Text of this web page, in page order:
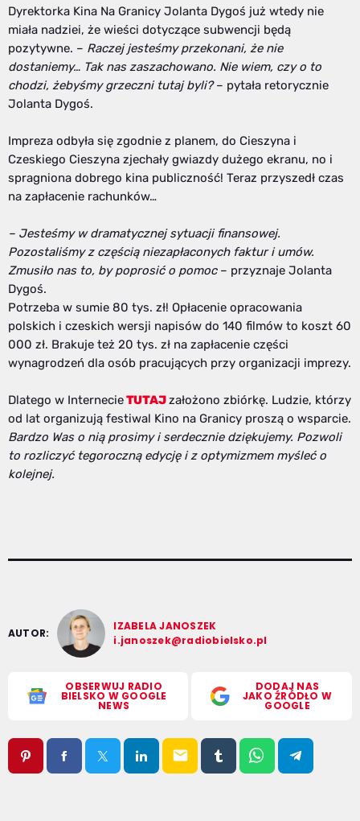
Dyrektorka Kina Na Granicy Jolanta Dygoś już wtedy nie
miała nadziei, że wieści dotyczące subwencji będą
pozytywne. – Raczej jesteśmy przekonani, że nie
dostaniemy… Tak nas zaszachowano. Nie wiem, czy o to
chodzi, żebyśmy grzeczni tutaj byli?– pytała retorycznie
Jolanta Dygoś.
Impreza odbyła się zgodnie z planem, do Cieszyna i
Czeskiego Cieszyna zjechały gwiazdy dużego ekranu, no i
spragniona dobrego kina publiczność! Teraz przyszedł czas
na zapłacenie rachunków…
– Jesteśmy w dramatycznej sytuacji finansowej.
Pozostaliśmy z częścią niezapłaconych faktur i umów.
Zmusiło nas to, by poprosić o pomoc – przyznaje Jolanta
Dygoś.
Potrzeba w sumie 80 tys. zł! Opłacenie opracowania
polskich i czeskich wersji napisów do 140 filmów to koszt 60
000 zł. Brakuje też 20 tys. zł na zapłacenie części
wynagrodzeń dla osób pracujących przy organizacji imprezy.
Dlatego w InternecieTUTAJzałożono zbiórkę. Ludzie, którzy
od lat organizują festiwal Kino na Granicy proszą o wsparcie.
Bardzo Was o nią prosimy i serdecznie dziękujemy. Pozwoli
to rozliczyć tegoroczną edycję i z optymizmem myśleć o
kolejnej.
AUTOR:
IZABELA JANOSZEK
i.janoszek@radiobielsko.pl
OBSERWUJ RADIO
BIELSKO W GOOGLE
NEWS
DODAJ NAS
JAKO ŹRÓDŁO W
GOOGLE
email